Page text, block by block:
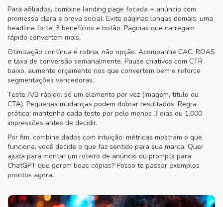
Para afiliados, combine landing page focada + anúncio com
promessa clara e prova social. Evite páginas longas demais: uma
headline forte, 3 benefícios e botão. Páginas que carregam
rápido convertem mais.
Otimização contínua é rotina, não opção. Acompanhe CAC, ROAS
e taxa de conversão semanalmente. Pause criativos com CTR
baixo, aumente orçamento nos que convertem bem e reforce
segmentações vencedoras.
Teste A/B rápido: só um elemento por vez (imagem, título ou
CTA). Pequenas mudanças podem dobrar resultados. Regra
prática: mantenha cada teste por pelo menos 3 dias ou 1.000
impressões antes de decidir.
Por fim, combine dados com intuição: métricas mostram o que
funciona, você decide o que faz sentido para sua marca. Quer
ajuda para montar um roteiro de anúncio ou prompts para
ChatGPT que gerem boas cópias? Posso te passar exemplos
prontos agora.